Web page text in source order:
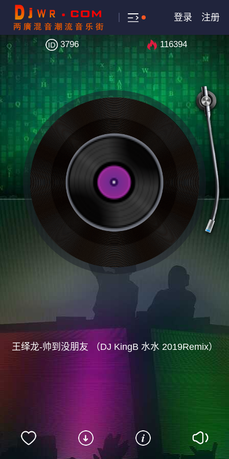
登录 注册
王绎龙-帅到没朋友 （DJ KingB 水水 2019Remix）
3796 116394